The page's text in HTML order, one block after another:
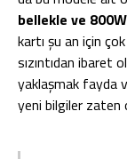
bellekle ve
kartı şu an için
sızıntıdan ibaret
yaklaşmak fayda
yeni bilgiler zaten